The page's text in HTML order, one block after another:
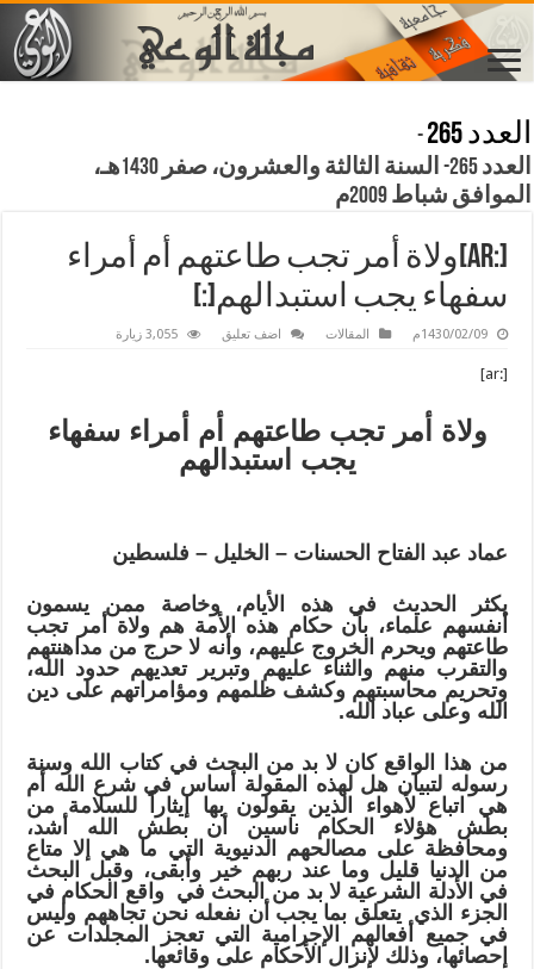
العدد 265
-
العدد 265- السنة الثالثة والعشرون، صفر 1430هـ،
الموافق شباط 2009م
[:ar]ولاة أمر تجب طاعتهم أم أمراء
سفهاء يجب استبدالهم[:]
1430/02/09م المقالات اضف تعليق 3,055 زيارة
[:ar]
ولاة أمر تجب طاعتهم أم أمراء سفهاء
يجب استبدالهم
عماد عبد الفتاح الحسنات – الخليل – فلسطين
يكثر الحديث في هذه الأيام، وخاصة ممن يسمون
أنفسهم علماء، بأن حكام هذه الأمة هم ولاة أمر تجب
طاعتهم ويحرم الخروج عليهم، وأنه لا حرج من مداهنتهم
والتقرب منهم والثناء عليهم وتبرير تعديهم حدود الله،
وتحريم محاسبتهم وكشف ظلمهم ومؤامراتهم على دين
الله وعلى عباد الله.
من هذا الواقع كان لا بد من البحث في كتاب الله وسنة
رسوله لتبيان هل لهذه المقولة أساس في شرع الله أم
هي اتباع لأهواء الذين يقولون بها إيثاراً للسلامة من
بطش هؤلاء الحكام ناسين أن بطش الله أشد،
ومحافظة على مصالحهم الدنيوية التي ما هي إلا متاع
من الدنيا قليل وما عند ربهم خير وأبقى، وقبل البحث
في الأدلة الشرعية لا بد من البحث في واقع الحكام في
الجزء الذي يتعلق بما يجب أن نفعله نحن تجاههم وليس
في جميع أفعالهم الإجرامية التي تعجز المجلدات عن
إحصائها، وذلك لإنزال الأحكام على وقائعها.